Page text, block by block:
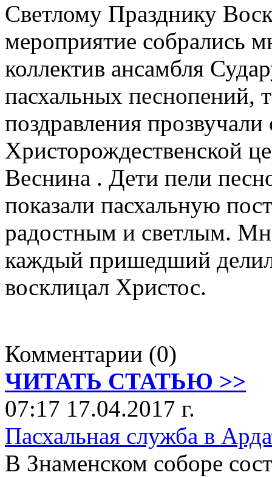
Светлому Празднику
мероприятие собрались
коллектив ансамбля
пасхальных песнопений,
поздравления прозвучали
Христорождественской
Веснина . Дети пели
показали пасхальную
радостным и светлым.
каждый пришедший
восклицал Христос.
Комментарии (0)
ЧИТАТЬ СТАТЬЮ >>
07:17 17.04.2017 г.
Пасхальная служба в
В Знаменском соборе